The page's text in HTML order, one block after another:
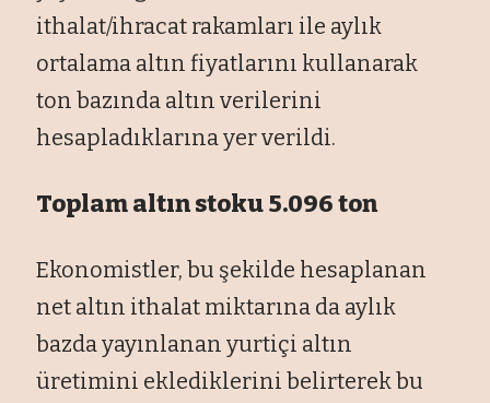
ithalat/ihracat rakamları ile aylık
ortalama altın fiyatlarını kullanarak
ton bazında altın verilerini
hesapladıklarına yer verildi.
Toplam altın stoku 5.096 ton
Ekonomistler, bu şekilde hesaplanan
net altın ithalat miktarına da aylık
bazda yayınlanan yurtiçi altın
üretimini eklediklerini belirterek bu